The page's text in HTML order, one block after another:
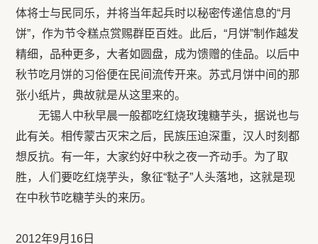
体将士与民同乐，并将当年起兵时以秘密传递信息的“月
饼”，作为节令糕点赏赐群臣百姓。此后，“月饼”制作越发
精细，品种更多，大者如圆盘，成为馈赠的佳品。以后中
秋节吃月饼的习俗便在民间流传开来。苏式月饼中间的那
张小纸片，典故就是从这里来的。
无锡人中秋早晨一般都吃红烧玫瑰糖芋头，据说也与
此有关。相传蒙古灭宋之后，民族压迫深重，汉人时刻都
想反抗。有一年，大家约好中秋之夜一齐动手。为了取
胜，人们要吃红烧芋头，象征“鞑子”人头落地，这就是现
在中秋节吃糖芋头的来历。
2012年9月16日